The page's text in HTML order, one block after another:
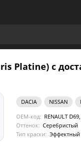
Platine) с
DACIA NISSAN
OEM-код: RENAULT
Оттенок: Серебристый
Тип краски: Эффектный